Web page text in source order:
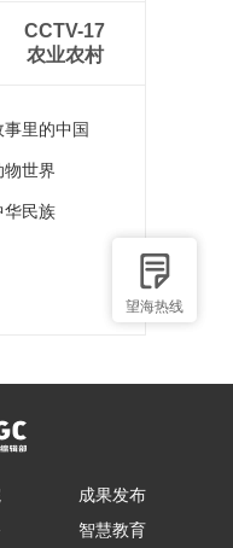
望海热线
CCTV-17
农业农村
事里的中国
物世界
华民族
成果发布
智慧教育